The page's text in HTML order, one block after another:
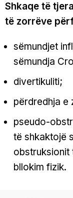
Shkaqe të
të zorrëve
sëmundjet
sëmundja
divertikuliti;
përdredhja e
pseudo-
të shkaktojë
obstruksionit
bllokim fizik.